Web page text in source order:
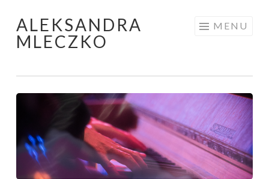
Skip to content
ALEKSANDRA
MLECZKO
MENU